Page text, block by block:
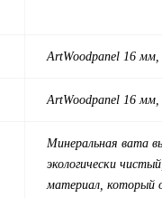
ArtWoodpanel 16 мм,
ArtWoodpanel 16 мм,
Минеральная вата
экологически
материал, который